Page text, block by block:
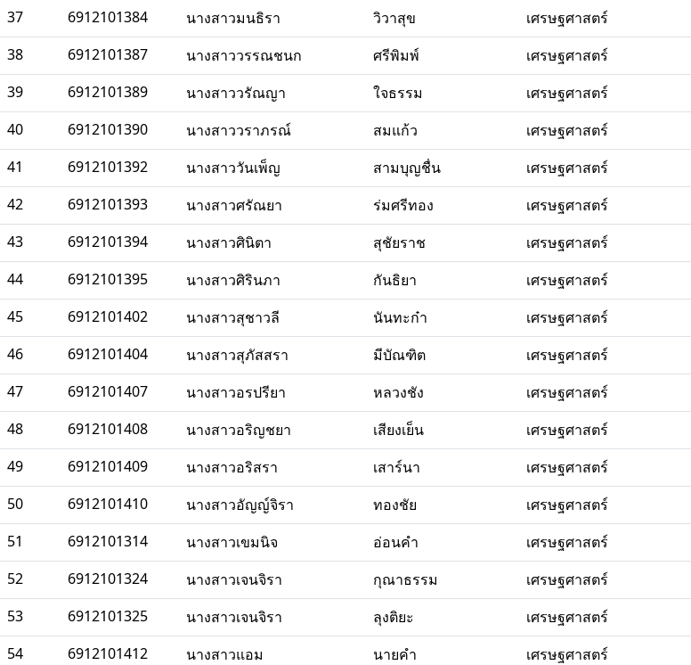
37
6912101384 นางสาวมนธิรา วิวาสุข เศรษฐศาสตร์
38
6912101387 นางสาววรรณชนก ศรีพิมพ์ เศรษฐศาสตร์
39
6912101389 นางสาววรัณญา ใจธรรม เศรษฐศาสตร์
40
6912101390 นางสาววราภรณ์ สมแก้ว เศรษฐศาสตร์
41
6912101392 นางสาววันเพ็ญ สามบุญชื่น เศรษฐศาสตร์
42
6912101393 นางสาวศรัณยา ร่มศรีทอง เศรษฐศาสตร์
43
6912101394 นางสาวศินิตา สุชัยราช เศรษฐศาสตร์
44
6912101395 นางสาวศิรินภา กันธิยา เศรษฐศาสตร์
45
6912101402 นางสาวสุชาวลี นันทะก๋า เศรษฐศาสตร์
46
6912101404 นางสาวสุภัสสรา มีบัณฑิต เศรษฐศาสตร์
47
6912101407 นางสาวอรปรียา หลวงชัง เศรษฐศาสตร์
48
6912101408 นางสาวอริญชยา เสียงเย็น เศรษฐศาสตร์
49
6912101409 นางสาวอริสรา เสาร์นา เศรษฐศาสตร์
50
6912101410 นางสาวอัญญ์จิรา ทองชัย เศรษฐศาสตร์
51
6912101314 นางสาวเขมนิจ อ่อนคำ เศรษฐศาสตร์
52
6912101324 นางสาวเจนจิรา กุณาธรรม เศรษฐศาสตร์
53
6912101325 นางสาวเจนจิรา ลุงติยะ เศรษฐศาสตร์
54
6912101412 นางสาวแอม นายคำ เศรษฐศาสตร์